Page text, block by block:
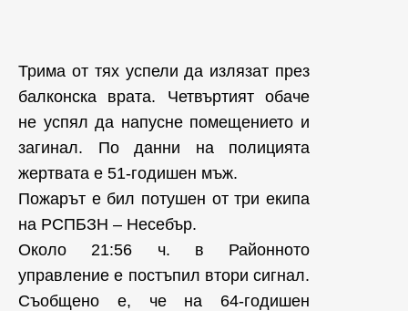
Трима от тях успели да излязат през
балконска врата. Четвъртият обаче
не успял да напусне помещението и
загинал. По данни на полицията
жертвата е 51-годишен мъж.
Пожарът е бил потушен от три екипа
на РСПБЗН – Несебър.
Около 21:56 ч. в Районното
управление е постъпил втори сигнал.
Съобщено е, че на 64-годишен